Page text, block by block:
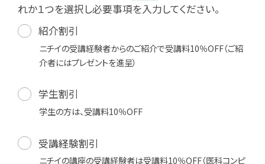
れか１つを選択し必要事項を入力してください。
紹介割引
ニチイの受講経験者からのご紹介で受講料10％OFF（ご紹
介者にはプレゼントを進呈）
学生割引
学生の方は、受講料10％OFF
受講経験割引
ニチイの講座の受講経験者は受講料10％OFF（医科コンピ